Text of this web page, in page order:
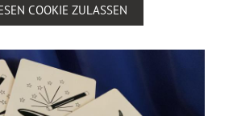
COOKIE ZULASSEN